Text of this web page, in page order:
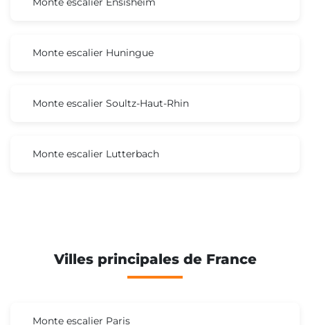
Monte escalier Huningue
Monte escalier Soultz-Haut-Rhin
Monte escalier Lutterbach
Villes principales de France
Monte escalier Paris